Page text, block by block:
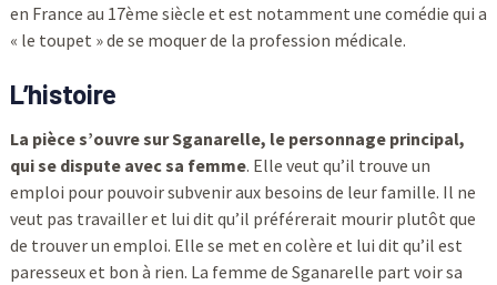
en France au 17ème siècle et est notamment une comédie qui a
« le toupet » de se moquer de la profession médicale.
L’histoire
La pièce s’ouvre sur Sganarelle, le personnage principal,
qui se dispute avec sa femme. Elle veut qu’il trouve un
emploi pour pouvoir subvenir aux besoins de leur famille. Il ne
veut pas travailler et lui dit qu’il préférerait mourir plutôt que
de trouver un emploi. Elle se met en colère et lui dit qu’il est
paresseux et bon à rien. La femme de Sganarelle part voir sa